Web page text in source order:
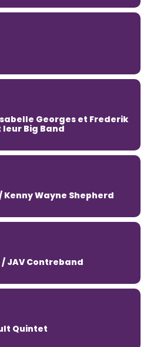
Georges et Frederik
Big Band
Kenny Wayne Shepherd
JAV Contreband
Quintet